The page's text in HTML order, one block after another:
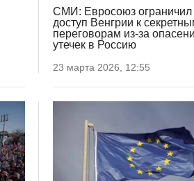
СМИ: Евросоюз ограничил
доступ Венгрии к
переговорам из-за
утечек в Россию
23 марта 2026, 12:55